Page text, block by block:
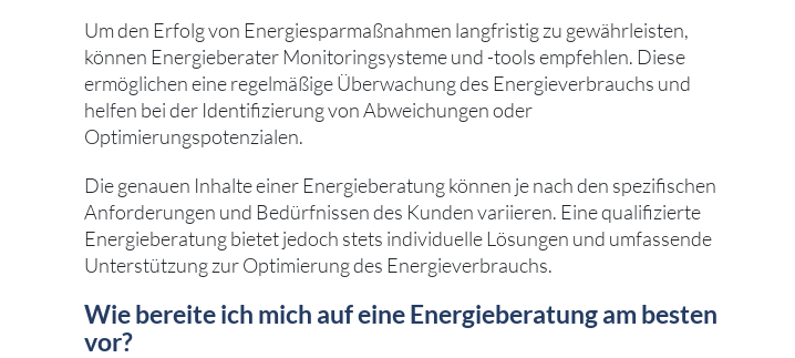
Um den Erfolg von Energiesparmaßnahmen langfristig zu gewährleisten,
können Energieberater Monitoringsysteme und -tools empfehlen. Diese
ermöglichen eine regelmäßige Überwachung des Energieverbrauchs und
helfen bei der Identifizierung von Abweichungen oder
Optimierungspotenzialen.
Die genauen Inhalte einer Energieberatung können je nach den spezifischen
Anforderungen und Bedürfnissen des Kunden variieren. Eine qualifizierte
Energieberatung bietet jedoch stets individuelle Lösungen und umfassende
Unterstützung zur Optimierung des Energieverbrauchs.
Wie bereite ich mich auf eine Energieberatung am besten
vor?